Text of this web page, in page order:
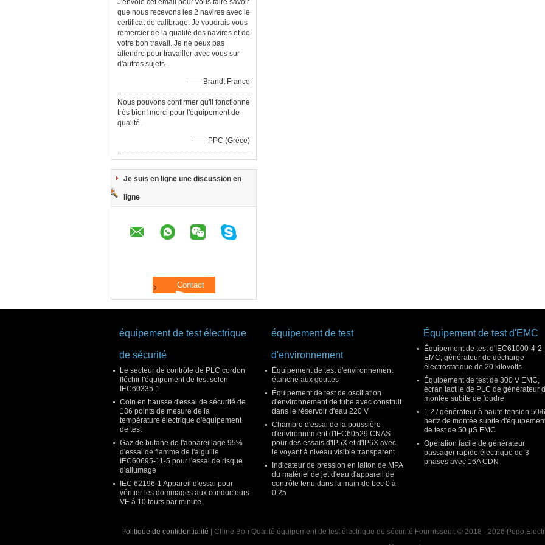
J'envoie cet email pour vous faire savoir
que nous recevons les 2 navires avec le
certificat de calibrage. Je voudrais vous
remercier de la qualité des navires et de
votre bon travail. Je ne peux pas
attendre pour travailler avec vous sur
d'autres sujets.
—— Brandt France
Nous pouvons confirmer qu'il fonctionne
très bien! merci pour l'équipement de
qualité.
—— PPC (Grèce)
Je suis en ligne une discussion en
ligne
équipement de test électrique
de sécurité
Le secteur de contrôle de PLC cordon
fléchir l'équipement de test selon
IEC60335-1
Coin en hausse d'essai de sécurité de
136 points de mesure de la
température électrique d'équipement
de test
Gaz de butane de l'appareillage 95%
d'essai de flamme de l'aiguille
IEC60695-11-5 pour l'essai de risque
d'allumage
IEC 62196-1 Appareil d'essai pour
vérifier les dommages aux conducteurs
VE à 10 tours par minute
équipement de test
d'environnement
Équipement de test d'environnement
étanche aux gouttes
Équipement de test de oscillation
d'environnement de tube avec construit
dans le réservoir d'eau 220 V
Chambre d'essai de la poussière
d'environnement d'IEC60529 CNAS
pour des essais d'IP5X et d'IP6X avec
le voyant à niveau visible transparent
Indicateur de pression en laiton de MPA
du matériel de jet d'eau d'appareil de
contrôle tenu dans la main de bec 0 à
0,25
Équipement de test d'EMC
Équipement de test d'IEC61000-4-2
EMC, générateur de décharge
électrostatique de 20 kilovolts
Équipement de test de 300 V EMC,
écran tactile de PLC de générateur
montée subite de foudre
1.2 / générateur à haute tension 50/
hertz de montée subite
de test de 50 μS EMC
Opération facile de générateur
passager rapide électrique de 3
phases avec 16A CDN
Politique de confidentialité | Chine Bon Qualité équipement de test électrique de sécurité Fournisseur. © 2018 - 2026 Pego